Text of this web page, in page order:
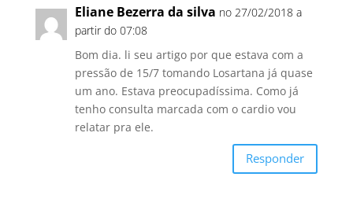
Eliane Bezerra da silva no 27/02/2018 a
partir do 07:08
Bom dia. li seu artigo por que estava com a
pressão de 15/7 tomando Losartana já quase
um ano. Estava preocupadíssima. Como já
tenho consulta marcada com o cardio vou
relatar pra ele.
Responder